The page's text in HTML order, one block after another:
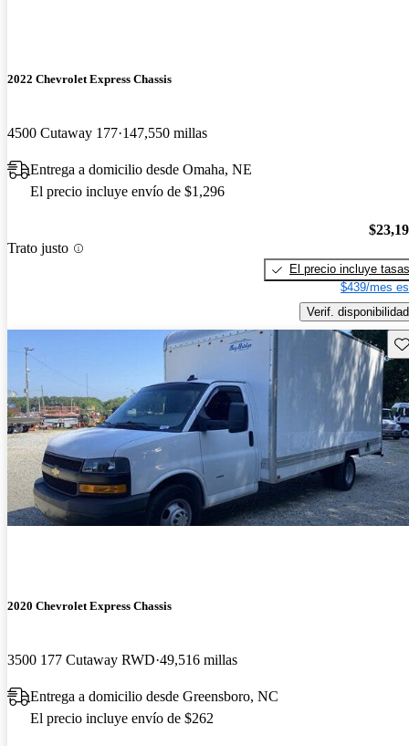
2022 Chevrolet Express Chassis
4500 Cutaway 177 147,550 millas
Entrega a domicilio desde Omaha, NE
El precio incluye envío de $1,296
Trato justo
El precio incluye tasas
$439/mes
Verif. disponibilidad
2020 Chevrolet Express Chassis
3500 177 Cutaway RWD 49,516 millas
Entrega a domicilio desde Greensboro, NC
El precio incluye envío de $262